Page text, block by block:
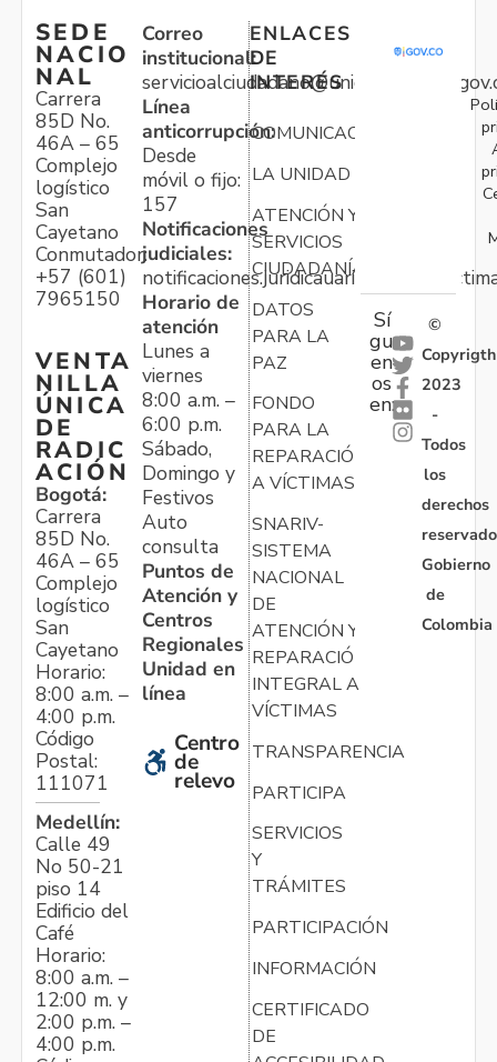
SEDE
NACIO
NAL
Carrera
85D No.
46A – 65
Complejo
logístico
San
Cayetano
Conmutador:
+57 (601)
7965150
VENTA
NILLA
ÚNICA
DE
RADIC
ACIÓN
Bogotá:
Carrera
85D No.
46A – 65
Complejo
logístico
San
Cayetano
Horario:
8:00 a.m. –
4:00 p.m.
Código
Postal:
111071
Medellín:
Calle 49
No 50-21
piso 14
Edificio del
Café
Horario:
8:00 a.m. –
12:00 m. y
2:00 p.m. –
4:00 p.m.
Correo
institucional:
Línea
anticorrupción:
Desde
móvil o fijo:
157
Notificaciones
judiciales:
Horario de
atención
Lunes a
viernes
8:00 a.m. –
6:00 p.m.
Sábado,
Domingo y
Festivos
Auto
consulta
Puntos de
Atención y
Centros
Regionales
Unidad en
línea
Centro
de
relevo
ENLACES
DE
INTERÉS
COMUNICACIONES
LA UNIDAD
ATENCIÓN Y
SERVICIOS
CIUDADANÍA
DATOS
PARA LA
PAZ
FONDO
PARA LA
REPARACIÓN
A VÍCTIMAS
SNARIV-
SISTEMA
NACIONAL
DE
ATENCIÓN Y
REPARACIÓN
INTEGRAL A
VÍCTIMAS
TRANSPARENCIA
PARTICIPA
SERVICIOS
Y
TRÁMITES
PARTICIPACIÓN
INFORMACIÓN
CERTIFICADO
DE
Sí
gu
en
os
en:
©
Copyrigth
2023
-
Todos
los
derechos
Gobierno
de
Colombia